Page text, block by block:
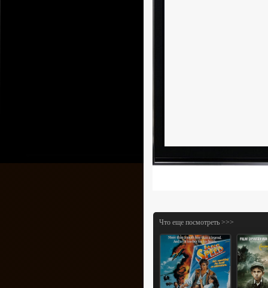
Что еще посмотреть >>>